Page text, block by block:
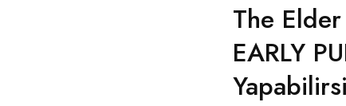
The
EARLY